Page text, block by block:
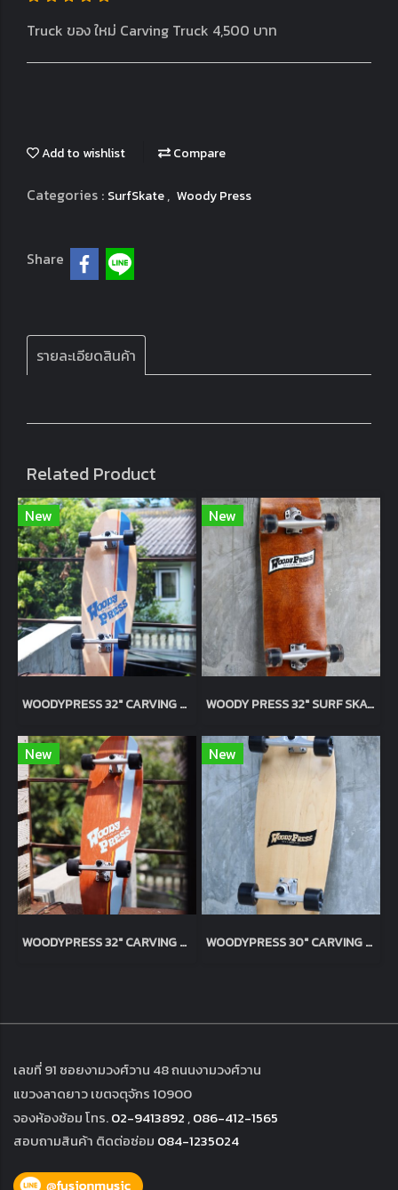
Truck ของ ใหม่ Carving Truck 4,500 บาท
Add to wishlist Compare
Categories : SurfSkate, Woody Press
Share
รายละเอียดสินค้า
Related Product
New
WOODY​PRESS​ 32" CARVING SURFSKATE / Natural
New
WOODY PRESS 32" SURF SKATE TRUCK BUSHING / Brown
New
WOODY​PRESS​ 32" CARVING SURFSKATE / Brown
New
WOODY​PRESS​ 30" CARVING SURFSKATE / Natural
เลขที่ 91 ซอยงามวงศ์วาน 48 ถนนงามวงศ์วาน
แขวงลาดยาว เขตจตุจักร 10900
จองห้องซ้อม โทร.02-9413892 ,086-412-1565
สอบถามสินค้า ติดต่อซ่อม 084-1235024